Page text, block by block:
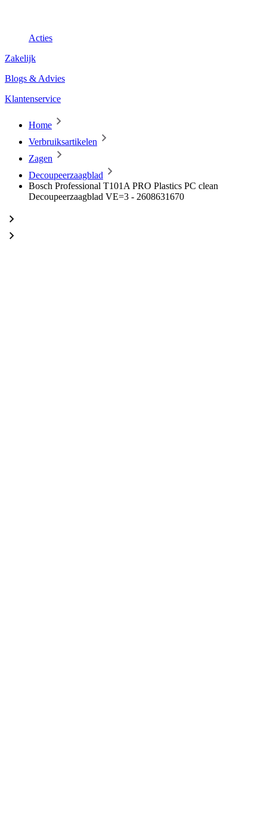
Acties
Zakelijk
Blogs & Advies
Klantenservice
Home
Verbruiksartikelen
Zagen
Decoupeerzaagblad
Bosch Professional T101A PRO Plastics PC clean
Decoupeerzaagblad VE=3 - 2608631670